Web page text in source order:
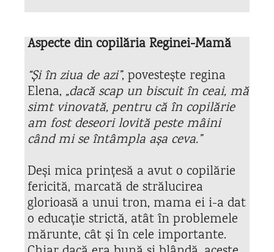
Aspecte din copilăria Reginei-Mamă
“Și în ziua de azi”, povestește regina
Elena, „dacă scap un biscuit în ceai, mă
simt vinovată, pentru că în copilărie
am fost deseori lovită peste mâini
când mi se întâmpla așa ceva.”
Deși mica prințesă a avut o copilărie
fericită, marcată de strălucirea
glorioasă a unui tron, mama ei i-a dat
o educație strictă, atât în problemele
mărunte, cât și în cele importante.